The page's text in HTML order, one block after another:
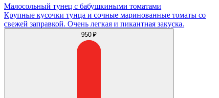
Малосольный тунец с бабушкиными томатами
Крупные кусочки тунца и сочные маринованные томаты со
свежей заправкой. Очень легкая и пикантная закуска.
950 ₽